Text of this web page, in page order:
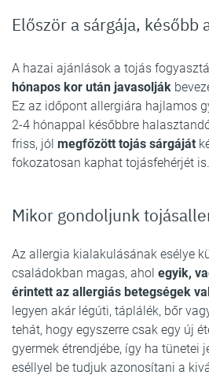
Először a sárgája, később
A hazai ajánlások a tojás
hónapos kor után javasolják
Ez az időpont allergiára hajlamos
2-4 hónappal későbbre
friss, jól megfőzött tojás sárgáját
fokozatosan kaphat tojásfehérjét is.
Mikor gondoljunk
Az allergia kialakulásának esélye
családokban magas, ahol egyik,
érintett az allergiás betegségek
legyen akár légúti, táplálék, bőr
tehát, hogy egyszerre csak egy új
gyermek étrendjébe, így ha tünetei
eséllyel be tudjuk azonosítani a